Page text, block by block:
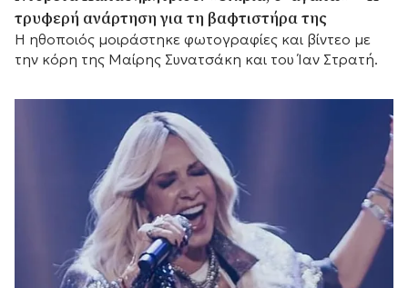
τρυφερή ανάρτηση για τη βαφτιστήρα της
Η ηθοποιός μοιράστηκε φωτογραφίες και βίντεο με
την κόρη της Μαίρης Συνατσάκη και του Ίαν Στρατή.